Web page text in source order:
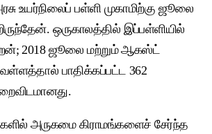
உயர்நிலைப் பள்ளி முகாமிற்கு ஜூலை
ஒருகாலத்தில் இப்பள்ளியில்
2018 ஜூலை மற்றும் ஆகஸ்ட்
பாதிக்கப்பட்ட 362
அருகமை கிராமங்களைச் சேர்ந்த